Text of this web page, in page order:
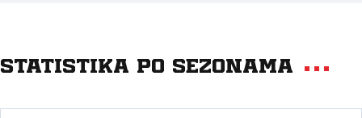
Statistika po sezonama